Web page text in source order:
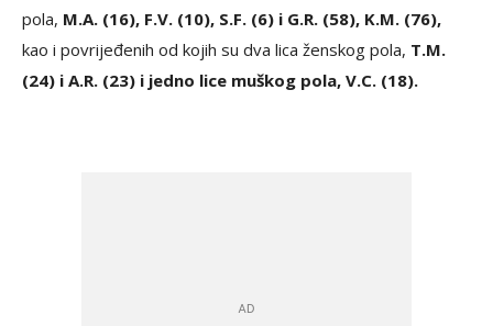
pola, M.A. (16), F.V. (10), S.F. (6) i G.R. (58), K.M. (76),
kao i povrijeđenih od kojih su dva lica ženskog pola, T.M.
(24) i A.R. (23) i jedno lice muškog pola, V.C. (18).